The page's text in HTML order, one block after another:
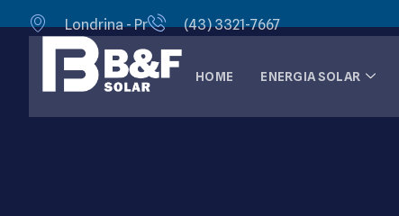
Londrina - Pr (43) 3321-7667
HOME ENERGIA SOLAR